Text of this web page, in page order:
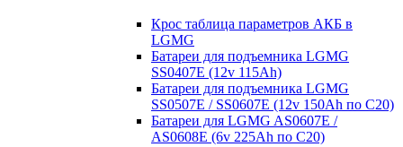
Крос таблица параметров АКБ в
LGMG
Батареи для подъемника LGMG
SS0407E (12v 115Ah)
Батареи для подъемника LGMG
SS0507E / SS0607E (12v 150Ah по С20)
Батареи для LGMG AS0607E /
AS0608E (6v 225Ah по С20)